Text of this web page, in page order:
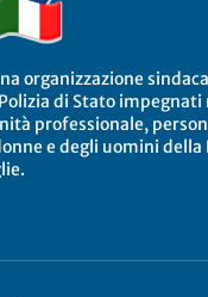
organizzazione
di Stato impegnati
professionale,
e degli uomini della